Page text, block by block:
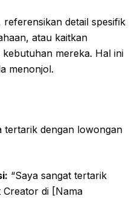
detail spesifik
atau kaitkan
mereka. Hal ini
menonjol.
tertarik dengan lowongan
“Saya sangat tertarik
Creator di [Nama